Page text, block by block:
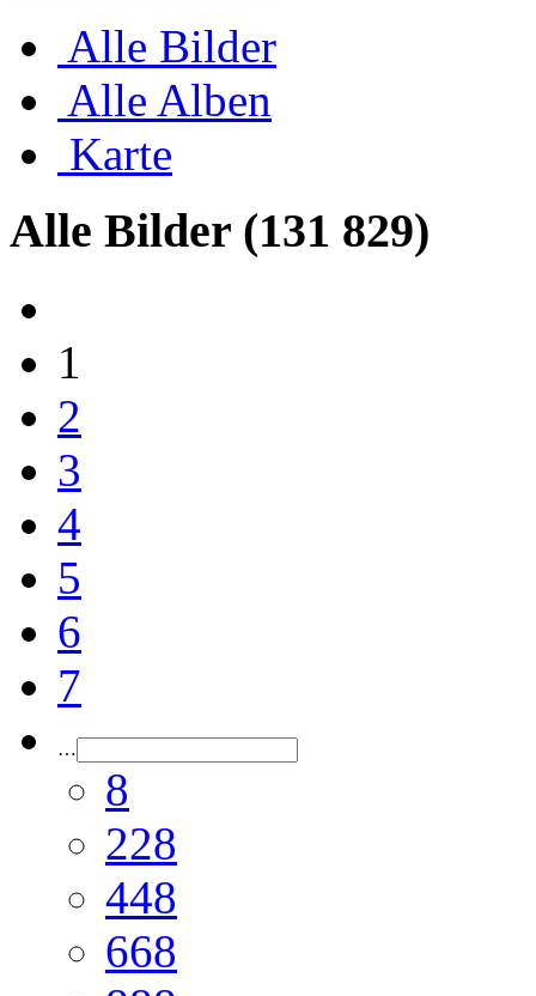
Alle Bilder
Alle Alben
Karte
Alle Bilder (131 829)
1
2
3
4
5
6
7
…
8
228
448
668